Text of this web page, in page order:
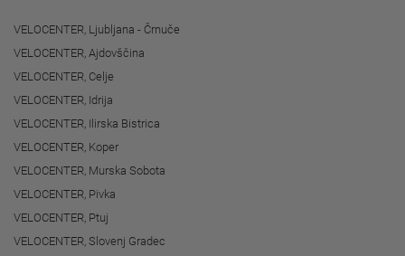
VELOCENTER, Ljubljana - Črnuče
VELOCENTER, Ajdovščina
VELOCENTER, Celje
VELOCENTER, Idrija
VELOCENTER, Ilirska Bistrica
VELOCENTER, Koper
VELOCENTER, Murska Sobota
VELOCENTER, Pivka
VELOCENTER, Ptuj
VELOCENTER, Slovenj Gradec